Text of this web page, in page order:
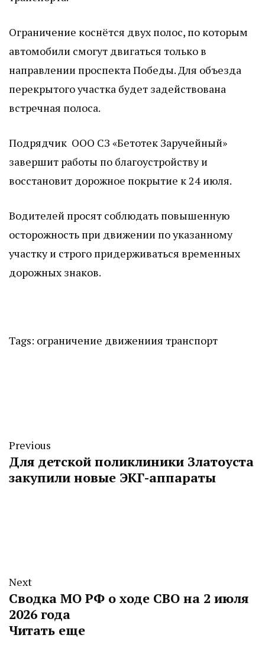
Ограничение коснётся двух полос, по которым
автомобили смогут двигаться только в
направлении проспекта Победы. Для объезда
перекрытого участка будет задействована
встречная полоса.
Подрядчик ООО СЗ «Бетотек Заручейный»
завершит работы по благоустройству и
восстановит дорожное покрытие к 24 июля.
Водителей просят соблюдать повышенную
осторожность при движении по указанному
участку и строго придерживаться временных
дорожных знаков.
Tags: ограничение движениия транспорт
Previous
Для детской поликлиники Златоуста
закупили новые ЭКГ-аппараты
Next
Сводка МО РФ о ходе СВО на 2 июля
2026 года
Читать еще